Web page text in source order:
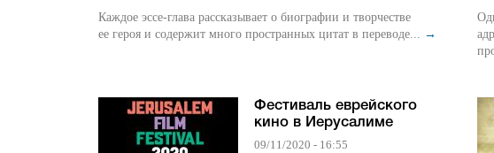
Каждое эссе‑глава рассказывает о биографии и творчестве
ее героя и содержит много пространных цитат в переводе... →
Фестиваль еврейского
кино в Иерусалиме
09/11/2020 - 16:55